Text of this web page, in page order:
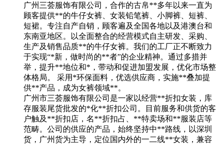
广州三荟服饰有限公司，合作的古帛**多年以来一直为
顾客提供**的牛仔女裤、女装铅笔裤、小脚裤、短裤、
短裙。专注自产自销，顾客遍及全国各地以及港澳台和
东南亚地区。以全面整合的经营模式自主研发、采购、
生产及销售品质**的牛仔女裤。我们的工厂正不断致力
于实现“*新，做时尚的**者”的企业精神。通过多措并
举，提升**地位和*，带动和促进加盟发展，优化市场整
体格局。 采用*环保面料，优选供应商，实施**叠加提
供**产品，成为女裤领域**。
广州市三荟服饰有限公司是一家以经营**折扣女装，库
存服装尾货批发的*化**折扣公司。目前服务和供货的客
户触及**折扣店，名**折扣占、**特卖场和**服装店等
范畴。公司的供应的产品，始终坚持中**路线，以深圳
货，广州货为主导，定位国内外的一二线**女装，兼容